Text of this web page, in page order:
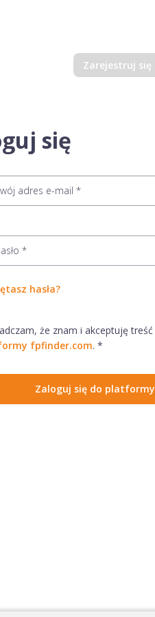
Zarejestruj się
się
hasła?
że znam i akceptuję treść
fpfinder.com. *
Zaloguj się do platformy